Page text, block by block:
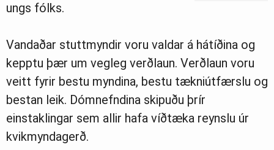
ungs fólks.
Vandaðar stuttmyndir voru valdar á hátíðina og
kepptu þær um vegleg verðlaun. Verðlaun voru
veitt fyrir bestu myndina, bestu tækniútfærslu og
bestan leik. Dómnefndina skipuðu þrír
einstaklingar sem allir hafa víðtæka reynslu úr
kvikmyndagerð.